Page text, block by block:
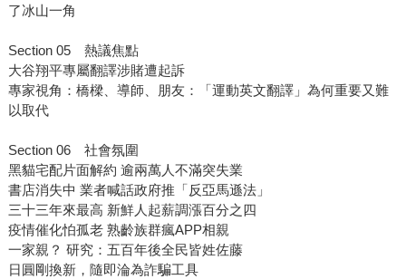
了冰山一角
Section 05 熱議焦點
大谷翔平專屬翻譯涉賭遭起訴
專家視角：橋樑、導師、朋友：「運動英文翻譯」為何重要又難
以取代
Section 06 社會氛圍
黑貓宅配片面解約 逾兩萬人不滿突失業
書店消失中 業者喊話政府推「反亞馬遜法」
三十三年來最高 新鮮人起薪調漲百分之四
疫情催化怕孤老 熟齡族群瘋APP相親
一家親？ 研究：五百年後全民皆姓佐藤
日圓剛換新，隨即淪為詐騙工具